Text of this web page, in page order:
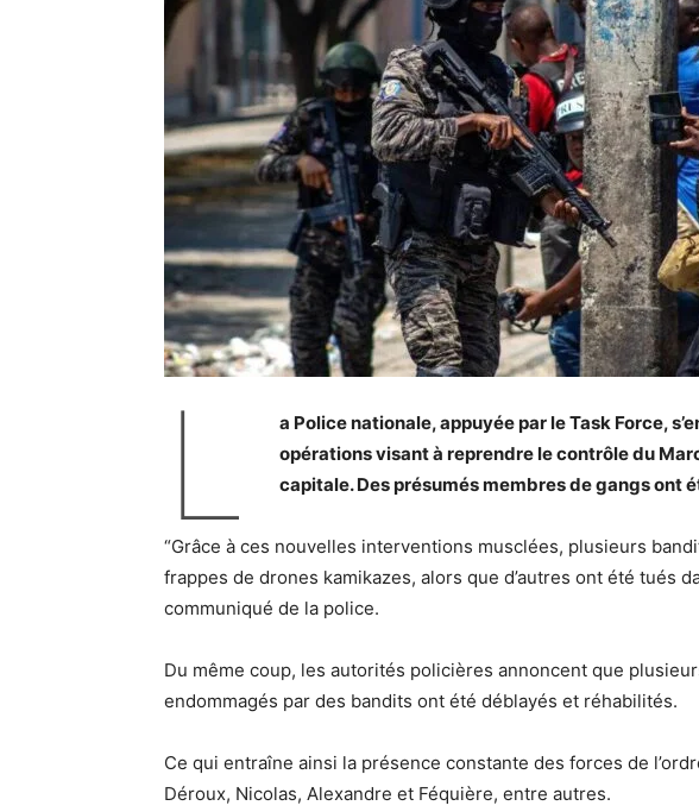
L
a Police nationale, appuyée par le Task Force,
opérations visant à reprendre le contrôle du
capitale. Des présumés membres de gangs ont
“Grâce à ces nouvelles interventions musclées, plusieurs
frappes de drones kamikazes, alors que d’autres ont été tués
communiqué de la police.
Du même coup, les autorités policières annoncent que
endommagés par des bandits ont été déblayés et réhabilités.
Ce qui entraîne ainsi la présence constante des forces de
Déroux, Nicolas, Alexandre et Féquière, entre autres.